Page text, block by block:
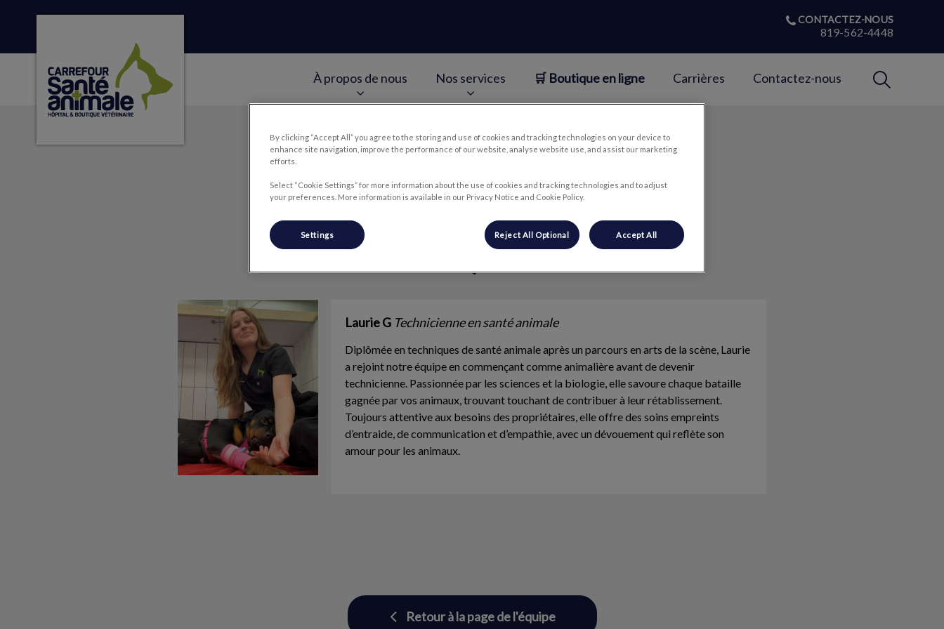
Page d'accueil de Carrefour Santé Animale
CONTACTEZ-NOUS
819-562-4448
À propos de nous Nos services 🛒 Boutique en ligne Carrières Contactez-nous
Laurie G
🐾
Laurie G Technicienne en santé animale
Diplômée en techniques de santé animale après un parcours en arts de la scène, Laurie
a rejoint notre équipe en commençant comme animalière avant de devenir
technicienne. Passionnée par les sciences et la biologie, elle savoure chaque bataille
gagnée par vos animaux, trouvant touchant de contribuer à leur rétablissement.
Toujours attentive aux besoins des propriétaires, elle offre des soins empreints
d’entraide, de communication et d’empathie, avec un dévouement qui reflète son
amour pour les animaux.
Retour à la page de l'équipe
By clicking “Accept All” you agree to the storing and use of cookies and tracking technologies on your device to
enhance site navigation, improve the performance of our website, analyse website use, and assist our marketing
efforts.
Select “Cookie Settings” for more information about the use of cookies and tracking technologies and to adjust
your preferences. More information is available in our Privacy Notice and Cookie Policy.
Settings Reject All Optional Accept All